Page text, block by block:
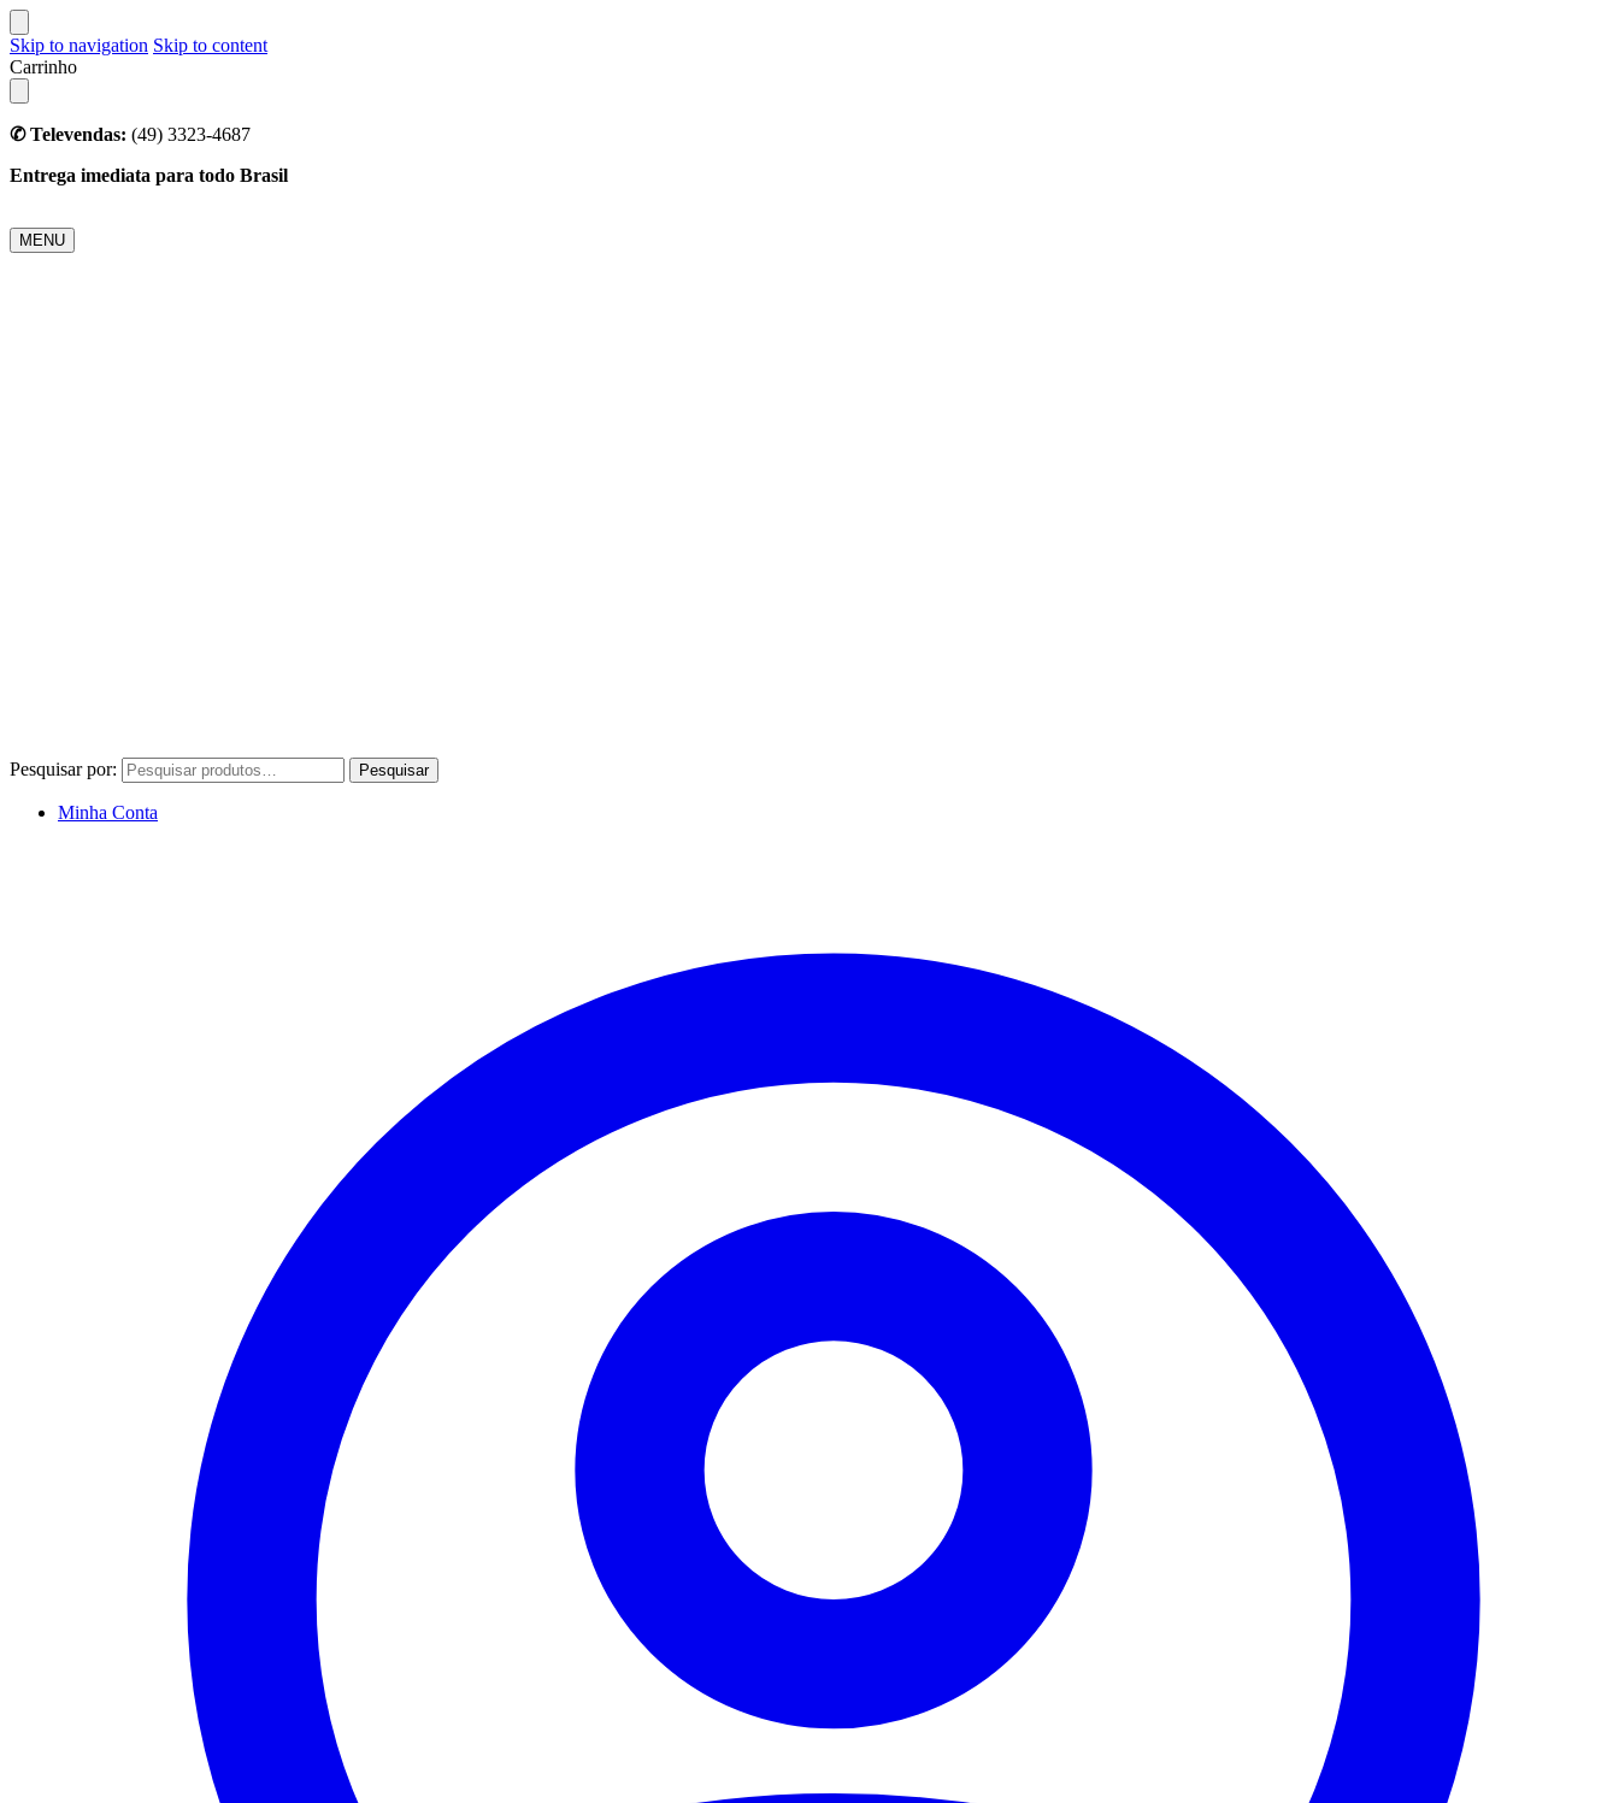
Skip to navigation Skip to content
Carrinho
✆ Televendas: (49) 3323-4687
Entrega imediata para todo Brasil
MENU
Pesquisar por: Pesquisar
Minha Conta